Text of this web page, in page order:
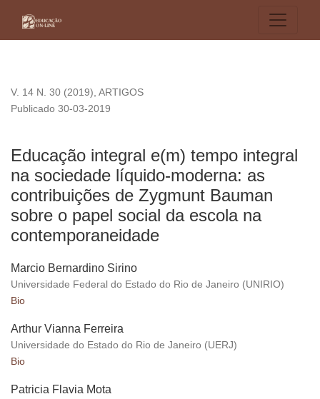
V. 14 N. 30 (2019), ARTIGOS
Educação integral e(m) tempo integral
na sociedade líquido-moderna: as
contribuições de Zygmunt Bauman
sobre o papel social da escola na
contemporaneidade
Publicado 30-03-2019
Marcio Bernardino Sirino
Universidade Federal do Estado do Rio de Janeiro (UNIRIO)
Bio
Arthur Vianna Ferreira
Universidade do Estado do Rio de Janeiro (UERJ)
Bio
Patricia Flavia Mota